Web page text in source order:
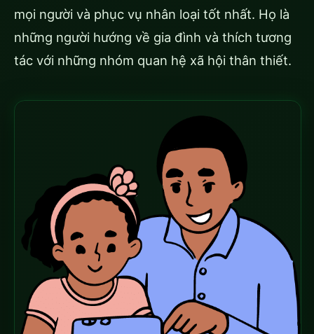
mọi người và phục vụ nhân loại tốt nhất. Họ là
những người hướng về gia đình và thích tương
tác với những nhóm quan hệ xã hội thân thiết.